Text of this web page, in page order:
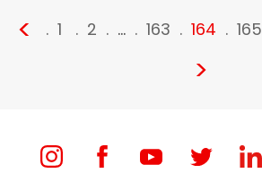
< 1 2 … 163 164 165
>